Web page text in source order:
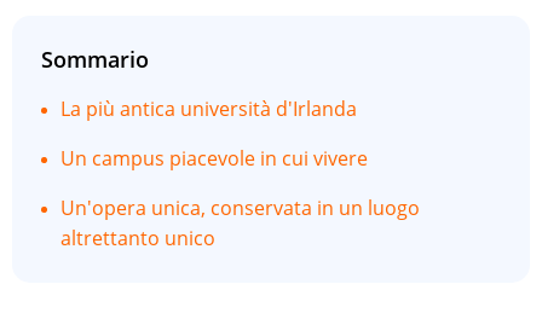
Sommario
La più antica università d'Irlanda
Un campus piacevole in cui vivere
Un'opera unica, conservata in un luogo
altrettanto unico